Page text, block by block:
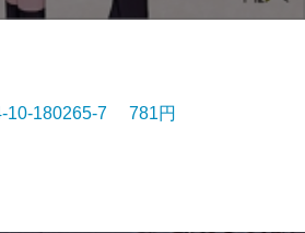
10-180265-7 781円